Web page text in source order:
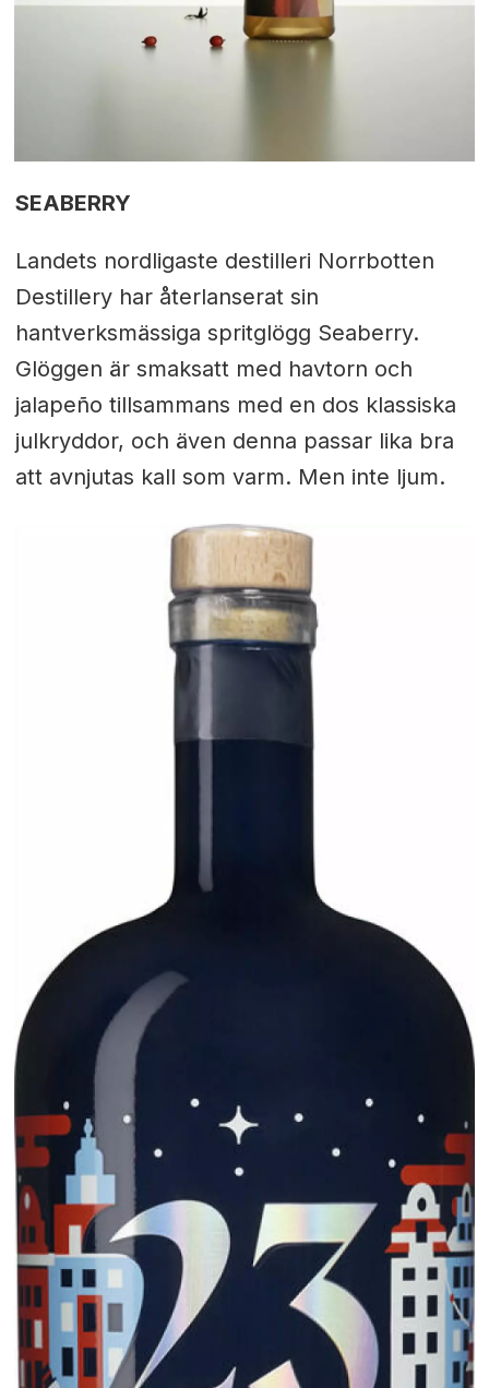
SEABERRY
Landets nordligaste destilleri Norrbotten
Destillery har återlanserat sin
hantverksmässiga spritglögg Seaberry.
Glöggen är smaksatt med havtorn och
jalapeño tillsammans med en dos klassiska
julkryddor, och även denna passar lika bra
att avnjutas kall som varm. Men inte ljum.